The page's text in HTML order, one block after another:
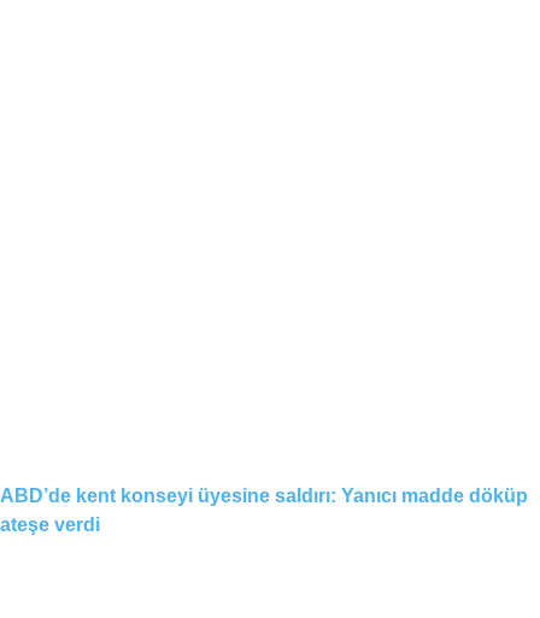
ABD’de kent konseyi üyesine saldırı: Yanıcı madde döküp
ateşe verdi